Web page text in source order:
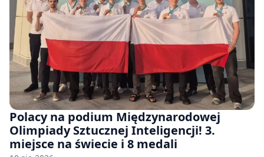
Polacy na podium Międzynarodowej
Olimpiady Sztucznej Inteligencji! 3.
miejsce na świecie i 8 medali